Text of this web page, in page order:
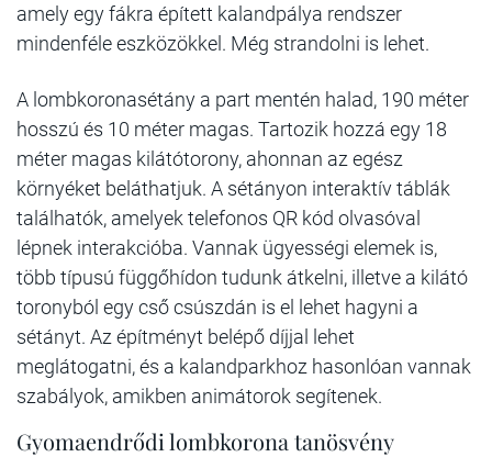
amely egy fákra épített kalandpálya rendszer
mindenféle eszközökkel. Még strandolni is lehet.
A lombkoronasétány a part mentén halad, 190 méter
hosszú és 10 méter magas. Tartozik hozzá egy 18
méter magas kilátótorony, ahonnan az egész
környéket beláthatjuk. A sétányon interaktív táblák
találhatók, amelyek telefonos QR kód olvasóval
lépnek interakcióba. Vannak ügyességi elemek is,
több típusú függőhídon tudunk átkelni, illetve a kilátó
toronyból egy cső csúszdán is el lehet hagyni a
sétányt. Az építményt belépő díjjal lehet
meglátogatni, és a kalandparkhoz hasonlóan vannak
szabályok, amikben animátorok segítenek.
Gyomaendrődi lombkorona tanösvény